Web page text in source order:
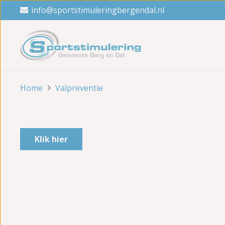
info@sportstimuleringbergendal.nl
Home Valpreventie
Klik hier